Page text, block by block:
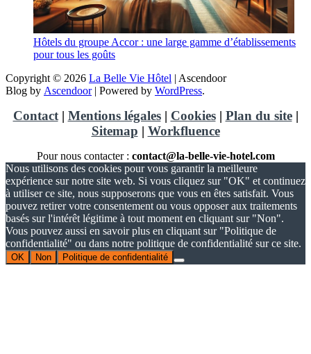
Hôtels du groupe Accor : une large gamme d’établissements
pour tous les goûts
Copyright © 2026 La Belle Vie Hôtel | Ascendoor
Blog by Ascendoor| Powered by WordPress.
Contact| Mentions légales| Cookies| Plan du site|
Sitemap | Workfluence
Pour nous contacter : contact@la-belle-vie-hotel.com
Nous utilisons des cookies pour vous garantir la meilleure
expérience sur notre site web. Si vous cliquez sur "OK" et continuez
à utiliser ce site, nous supposerons que vous en êtes satisfait. Vous
pouvez retirer votre consentement ou vous opposer aux traitements
basés sur l'intérêt légitime à tout moment en cliquant sur "Non".
Vous pouvez aussi en savoir plus en cliquant sur "Politique de
confidentialité" ou dans notre politique de confidentialité sur ce site.
OK Non Politique de confidentialité